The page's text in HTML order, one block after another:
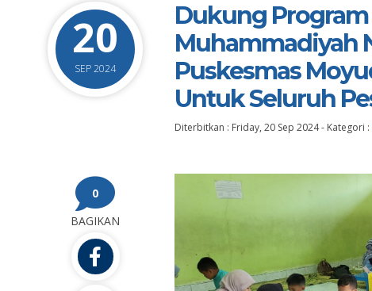
20
SEP 2024
Dukung
Muhammadiyah
Puskesmas
Untuk Seluruh
Diterbitkan : Friday, 20 Sep 2024- Kategori :
0
BAGIKAN